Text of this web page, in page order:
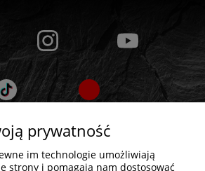
prywatność
im technologie umożliwiają
strony i pomagają nam dostosować